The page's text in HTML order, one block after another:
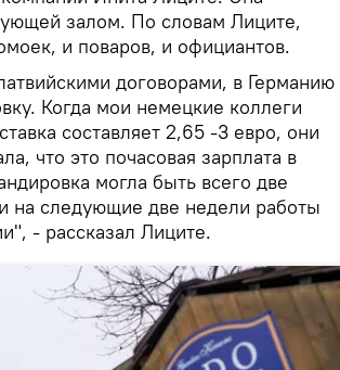
залом. По словам Лиците,
и поваров, и официантов.
договорами, в Германию
Когда мои немецкие коллеги
составляет 2,65 -3 евро, они
что это почасовая зарплата в
могла быть всего две
на следующие две недели работы
- рассказал Лиците.